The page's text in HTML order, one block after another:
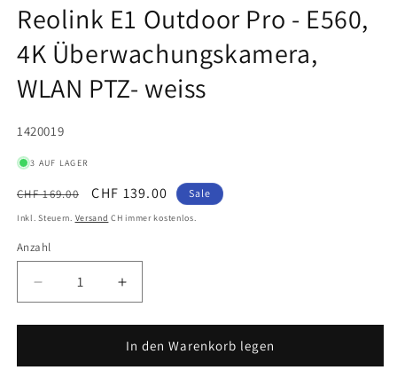
Reolink E1 Outdoor Pro - E560,
4K Überwachungskamera,
WLAN PTZ- weiss
SKU:
1420019
3 AUF LAGER
Normaler
Preis
CHF 169.00 Verkaufspreis
CHF 139.00 Sale
Inkl. Steuern. Versand CH immer kostenlos.
Anzahl
Anzahl
Verringere
die
Menge
Reolink
Erhöhe
die
Menge
für
Reolink
In den Warenkorb legen